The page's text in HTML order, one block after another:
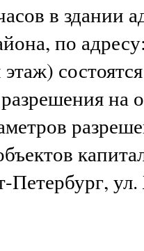
в здании
по
на
Петербург,